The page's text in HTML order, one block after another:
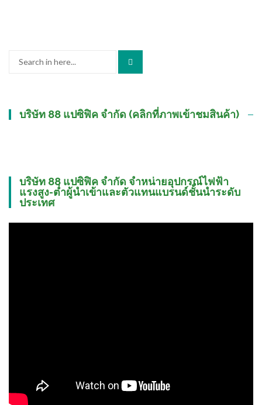
บริษัท 88 แปซิฟิค จำกัด (คลิกที่ภาพเข้าชมสินค้า)
บริษัท 88 แปซิฟิค จำกัด จำหน่ายอุปกรณ์ไฟฟ้า
แรงสูง-ต่ำผู้นำเข้าและตัวแทนแบรนด์ชั้นนำระดับ
ประเทศ